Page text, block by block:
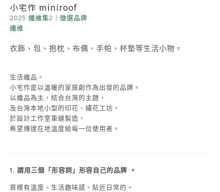
小宅作 miniroof
2025 纖維集2
徵選品牌
纖維
衣飾、包、抱枕、布偶、手帕、杯墊等生活小物。
生活織品。
小宅作是以溫暖的家居創作為出發的品牌。
以織品為主，結合台灣的主題，
及台灣本地小型的印花、繡花工坊，
於設計工作室車縫製造，
希望傳達在地溫度給每一位使用者。
1. 請用三個「形容詞」形容自己的品牌 。
質樸有溫度、生活趣味感、貼近日常的。